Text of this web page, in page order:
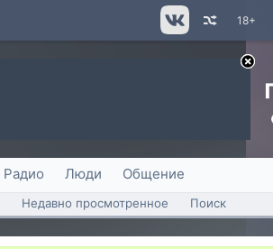
18+
Радио Люди Общение
Недавно просмотренное Поиск